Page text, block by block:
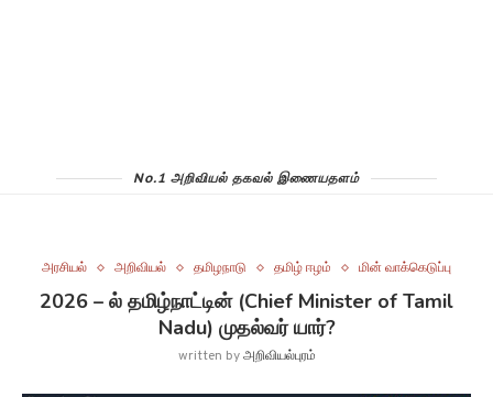
No.1 அறிவியல் தகவல் இணையதளம்
அரசியல் அறிவியல் தமிழநாடு தமிழ் ஈழம் மின் வாக்கெடுப்பு
2026 – ல் தமிழ்நாட்டின் (Chief Minister of Tamil
Nadu) முதல்வர் யார்?
written byஅறிவியல்புரம்